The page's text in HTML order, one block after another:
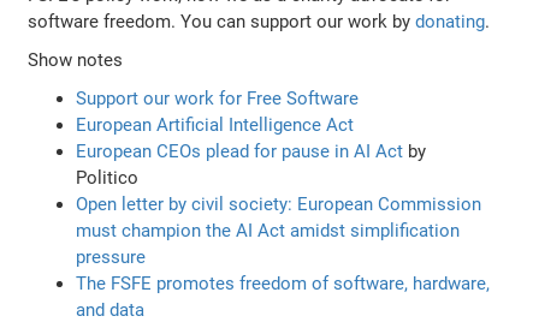
software freedom. You can support our work bydonating.
Show notes
Support our work for Free Software
European Artificial Intelligence Act
European CEOs plead for pause in AI Act by
Politico
Open letter by civil society: European Commission
must champion the AI Act amidst simplification
pressure
The FSFE promotes freedom of software, hardware,
and data